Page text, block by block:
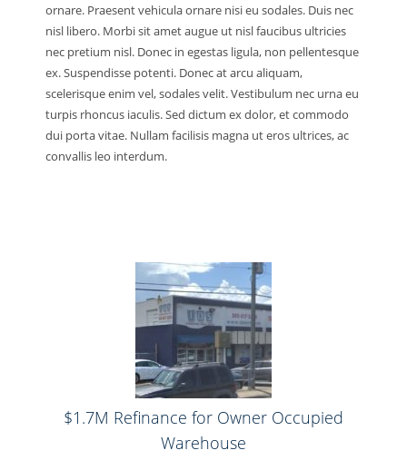
ornare. Praesent vehicula ornare nisi eu sodales. Duis nec
nisl libero. Morbi sit amet augue ut nisl faucibus ultricies
nec pretium nisl. Donec in egestas ligula, non pellentesque
ex. Suspendisse potenti. Donec at arcu aliquam,
scelerisque enim vel, sodales velit. Vestibulum nec urna eu
turpis rhoncus iaculis. Sed dictum ex dolor, et commodo
dui porta vitae. Nullam facilisis magna ut eros ultrices, ac
convallis leo interdum.
$1.7M Refinance for Owner Occupied
Warehouse